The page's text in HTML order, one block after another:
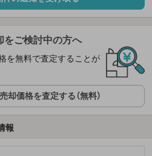
をご検討中の方へ
を無料で査定することが
却価格を査定する（無料）
報